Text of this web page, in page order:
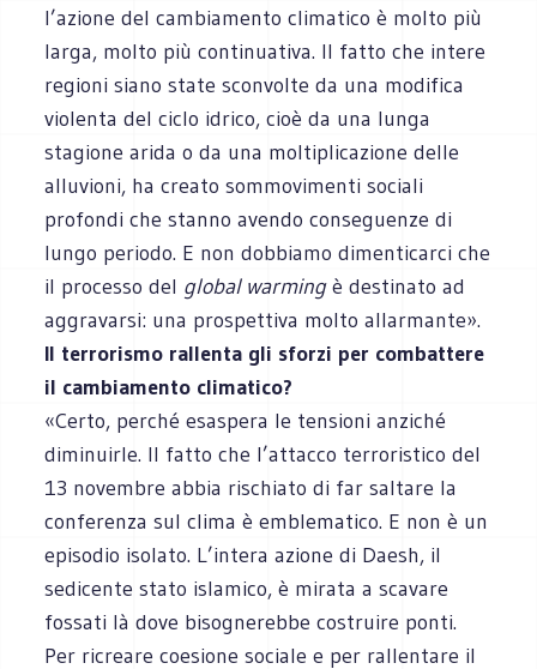
l’azione del cambiamento climatico è molto più
larga, molto più continuativa. Il fatto che intere
regioni siano state sconvolte da una modifica
violenta del ciclo idrico, cioè da una lunga
stagione arida o da una moltiplicazione delle
alluvioni, ha creato sommovimenti sociali
profondi che stanno avendo conseguenze di
lungo periodo. E non dobbiamo dimenticarci che
il processo del global warmingè destinato ad
aggravarsi: una prospettiva molto allarmante».
Il terrorismo rallenta gli sforzi per combattere
il cambiamento climatico?
«Certo, perché esaspera le tensioni anziché
diminuirle. Il fatto che l’attacco terroristico del
13 novembre abbia rischiato di far saltare la
conferenza sul clima è emblematico. E non è un
episodio isolato. L’intera azione di Daesh, il
sedicente stato islamico, è mirata a scavare
fossati là dove bisognerebbe costruire ponti.
Per ricreare coesione sociale e per rallentare il